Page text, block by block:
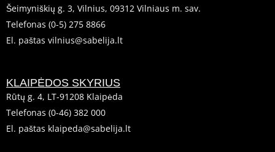
Šeimyniškių g. 3, Vilnius, 09312 Vilniaus m. sav.
Telefonas (0-5) 275 8866
El. paštas vilnius@sabelija.lt
KLAIPĖDOS SKYRIUS
Rūtų g. 4, LT-91208 Klaipėda
Telefonas (0-46) 382 000
El. paštas klaipeda@sabelija.lt